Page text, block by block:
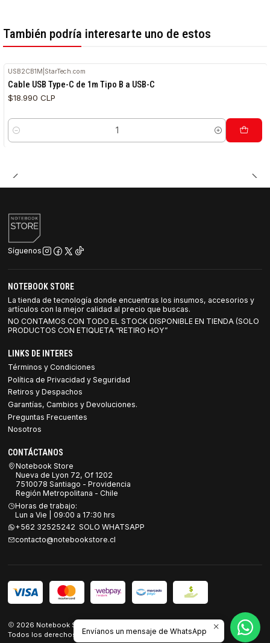
También podría interesarte uno de estos
USB2CB1M StarTech.com
Cable USB Type-C de 1m Tipo B a USB-C
$18.990 CLP
Cantidad
Síguenos
NOTEBOOK STORE
La tienda de tecnología donde encuentras los insumos, accesorios y
artículos con la mejor calidad al precio que buscas.
NO CONTAMOS CON TODO EL STOCK DISPONIBLE EN TIENDA (SOLO
PRODUCTOS CON ETIQUETA “RETIRO HOY”
LINKS DE INTERES
Términos y Condiciones
Política de Privacidad y Seguridad
Retiros y Despachos
Garantías, Cambios y Devoluciones.
Preguntas Frecuentes
Nosotros
CONTÁCTANOS
Notebook Store
Nueva de Lyon 72, Of 1202
7510078 Santiago - Providencia
Región Metropolitana - Chile
Horas de trabajo:
Lun a Vie | 09:00 a 17:30 hrs
+562 32525242 SOLO WHATSAPP
contacto@notebookstore.cl
2026 Notebook Store.
Todos los derechos reservados.Desarrollado por Jumpseller
Envíanos un mensaje de WhatsApp